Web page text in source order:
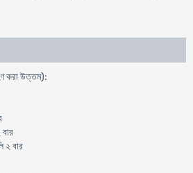
করা উত্তম):
বার
২ বার